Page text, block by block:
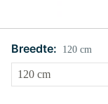
Breedte: 120 cm